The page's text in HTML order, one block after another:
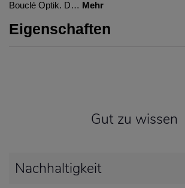
Bouclé Optik. D… Mehr
Eigenschaften
Gut zu wissen
Nachhaltigkeit